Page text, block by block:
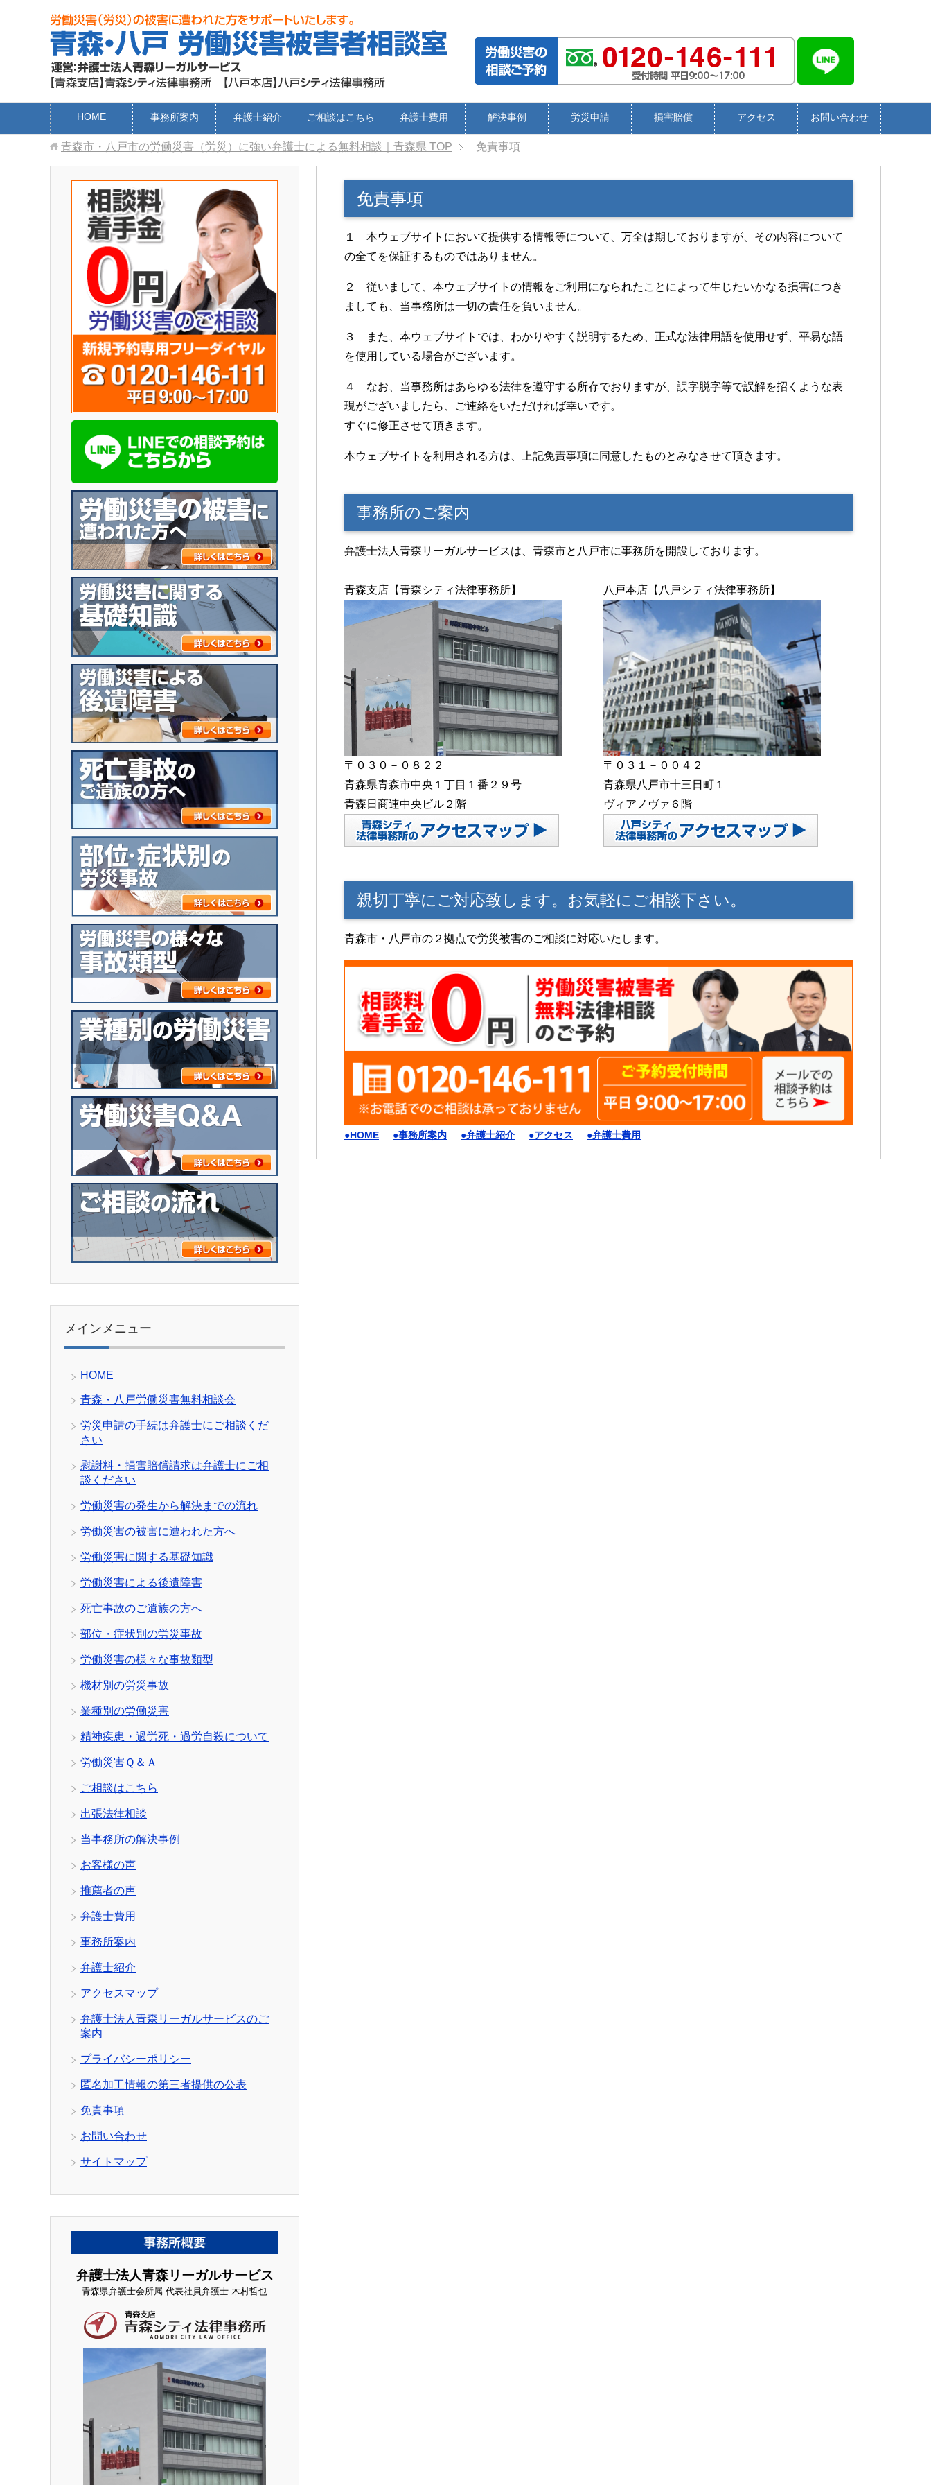
HOME 事務所案内 弁護士紹介 ご相談はこちら 弁護士費用 解決事例 労災申請 損害賠償 アクセス お問い合わせ
青森市・八戸市の労働災害（労災）に強い弁護士による無料相談｜青森県 TOP 免責事項
免責事項
１ 本ウェブサイトにおいて提供する情報等について、万全は期しておりますが、その内容について
の全てを保証するものではありません。
２ 従いまして、本ウェブサイトの情報をご利用になられたことによって生じたいかなる損害につき
ましても、当事務所は一切の責任を負いません。
３ また、本ウェブサイトでは、わかりやすく説明するため、正式な法律用語を使用せず、平易な語
を使用している場合がございます。
４ なお、当事務所はあらゆる法律を遵守する所存でおりますが、誤字脱字等で誤解を招くような表
現がございましたら、ご連絡をいただければ幸いです。
すぐに修正させて頂きます。
本ウェブサイトを利用される方は、上記免責事項に同意したものとみなさせて頂きます。
事務所のご案内
弁護士法人青森リーガルサービスは、青森市と八戸市に事務所を開設しております。
青森支店【青森シティ法律事務所】
〒０３０－０８２２
青森県青森市中央１丁目１番２９号
青森日商連中央ビル２階
八戸本店【八戸シティ法律事務所】
〒０３１－００４２
青森県八戸市十三日町１
ヴィアノヴァ６階
親切丁寧にご対応致します。お気軽にご相談下さい。
青森市・八戸市の２拠点で労災被害のご相談に対応いたします。
●HOME ●事務所案内 ●弁護士紹介 ●アクセス ●弁護士費用
メインメニュー
HOME
青森・八戸労働災害無料相談会
労災申請の手続は弁護士にご相談くだ
さい
慰謝料・損害賠償請求は弁護士にご相
談ください
労働災害の発生から解決までの流れ
労働災害の被害に遭われた方へ
労働災害に関する基礎知識
労働災害による後遺障害
死亡事故のご遺族の方へ
部位・症状別の労災事故
労働災害の様々な事故類型
機材別の労災事故
業種別の労働災害
精神疾患・過労死・過労自殺について
労働災害Ｑ＆Ａ
ご相談はこちら
出張法律相談
当事務所の解決事例
お客様の声
推薦者の声
弁護士費用
事務所案内
弁護士紹介
アクセスマップ
弁護士法人青森リーガルサービスのご
案内
プライバシーポリシー
匿名加工情報の第三者提供の公表
免責事項
お問い合わせ
サイトマップ
弁護士法人青森リーガルサービス
青森県弁護士会所属 代表社員弁護士 木村哲也